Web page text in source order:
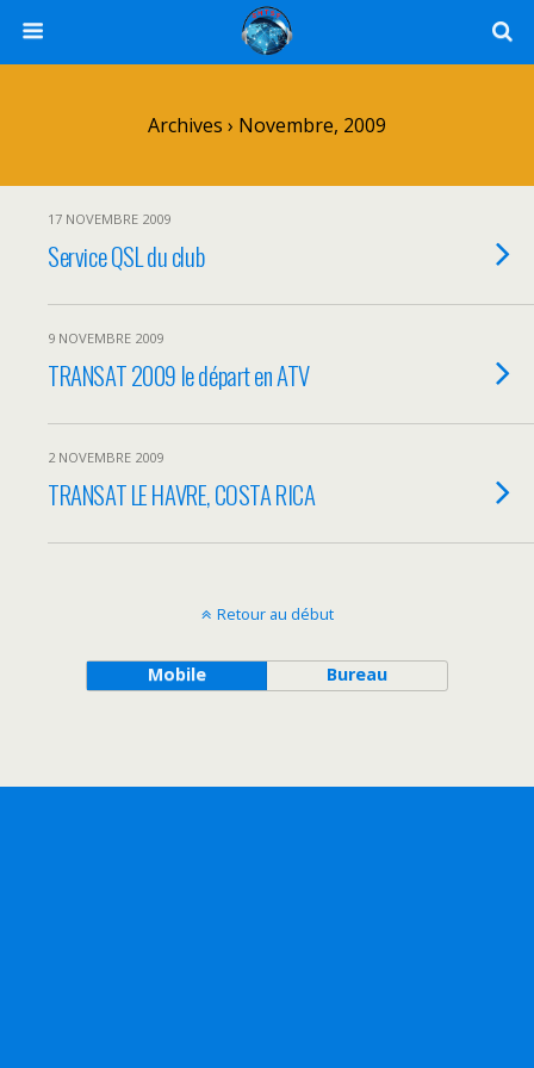
Archives › Novembre, 2009
17 NOVEMBRE 2009
Service QSL du club
9 NOVEMBRE 2009
TRANSAT 2009 le départ en ATV
2 NOVEMBRE 2009
TRANSAT LE HAVRE, COSTA RICA
Retour au début
Mobile Bureau